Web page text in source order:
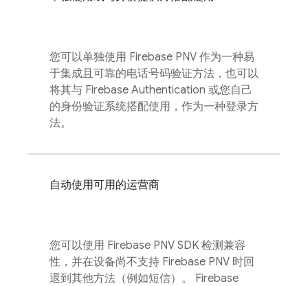
您可以单独使用 Firebase PNV 作为一种易
于集成且可靠的电话号码验证方法，也可以
将其与 Firebase Authentication 或您自己
的身份验证系统搭配使用，作为一种登录方
法。
自动使用可用的运营商
您可以使用 Firebase PNV SDK 检测兼容
性，并在设备尚不支持 Firebase PNV 时回
退到其他方法（例如短信）。 Firebase